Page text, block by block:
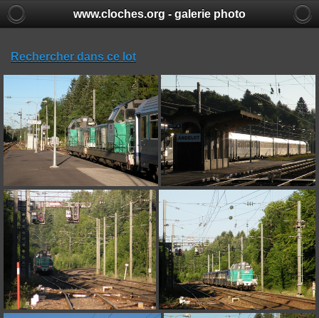
www.cloches.org - galerie photo
Rechercher dans ce lot